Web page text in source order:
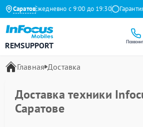
СаратовЕжедневно с 9:00 до 19:30
REMSUPPORT
Главная Доставка
Доставка техники
Саратове